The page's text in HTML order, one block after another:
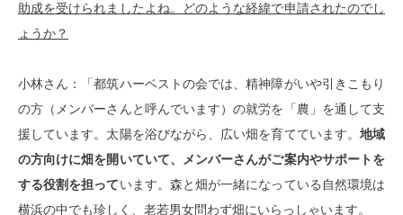
助成を受けられましたよね。どのような経緯で申請されたのでし
ょうか？
小林さん：「都筑ハーベストの会では、精神障がいや引きこもり
の方（メンバーさんと呼んでいます）の就労を「農」を通して支
援しています。太陽を浴びながら、広い畑を育てています。 地域
の方向けに畑を開いていて、メンバーさんがご案内やサポートを
する役割を担っています。森と畑が一緒になっている自然環境は
横浜の中でも珍しく、老若男女問わず畑にいらっしゃいます。